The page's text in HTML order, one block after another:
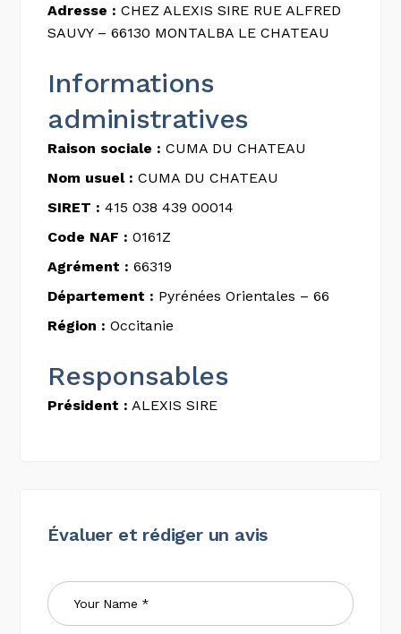
Adresse : CHEZ ALEXIS SIRE RUE ALFRED
SAUVY – 66130 MONTALBA LE CHATEAU
Informations
administratives
Raison sociale : CUMA DU CHATEAU
Nom usuel : CUMA DU CHATEAU
SIRET : 415 038 439 00014
Code NAF : 0161Z
Agrément : 66319
Département : Pyrénées Orientales – 66
Région : Occitanie
Responsables
Président : ALEXIS SIRE
Évaluer et rédiger un avis